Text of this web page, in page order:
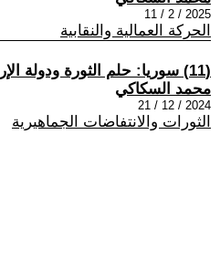
2025 / 2 / 11
الحركة العمالية والنقابية
(11) سوريا: حلم الثورة ودولة الإرهاب
محمد السكاكي
2024 / 12 / 21
الثورات والانتفاضات الجماهيرية